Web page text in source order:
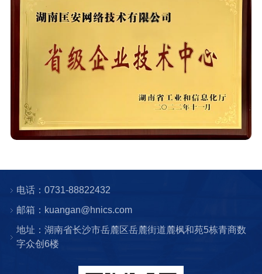
电话：0731-88822432
邮箱：kuangan@hnics.com
地址：湖南省长沙市岳麓区岳麓街道麓枫和苑5栋青商数
字众创6楼